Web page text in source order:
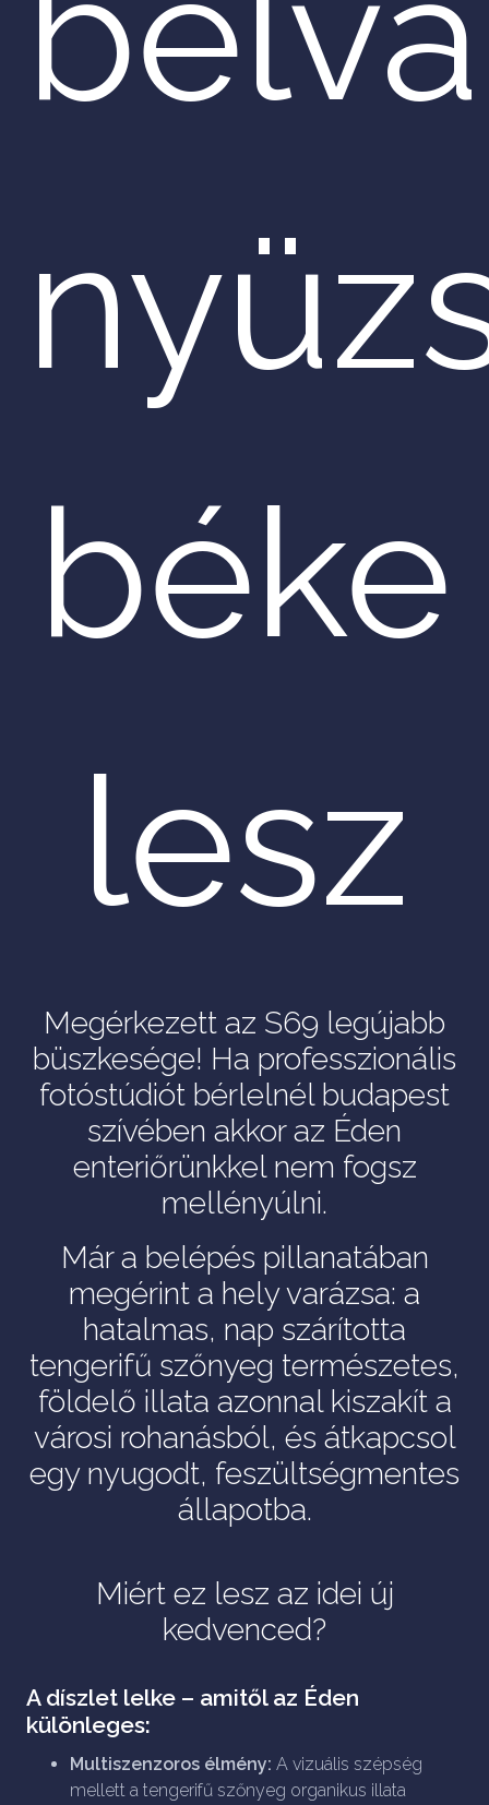
béke
lesz
Megérkezett az S69 legújabb
büszkesége! Ha professzionális
fotóstúdiót bérlelnél budapest
szívében akkor az Éden
enteriőrünkkel nem fogsz
mellényúlni.
Már a belépés pillanatában
megérint a hely varázsa: a
hatalmas, nap szárította
tengerifű szőnyeg természetes,
földelő illata azonnal kiszakít a
városi rohanásból, és átkapcsol
egy nyugodt, feszültségmentes
állapotba.
Miért ez lesz az idei új
kedvenced?
A díszlet lelke – amitől az Éden
különleges:
Multiszenzoros élmény: A vizuális szépség
mellett a tengerifű szőnyeg organikus illata